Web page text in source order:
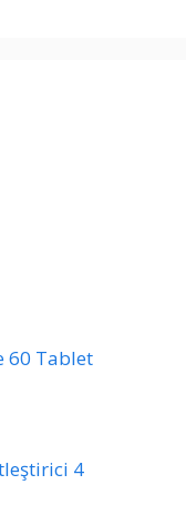
60 Tablet
4